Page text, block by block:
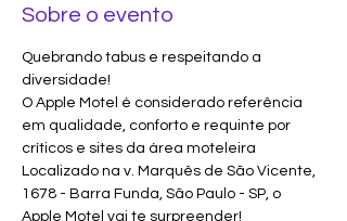
Sobre o evento
Quebrando tabus e respeitando a
diversidade!
O Apple Motel é considerado referência
em qualidade, conforto e requinte por
críticos e sites da área moteleira
Localizado na v. Marquês de São Vicente,
1678 - Barra Funda, São Paulo - SP, o
Apple Motel vai te surpreender!